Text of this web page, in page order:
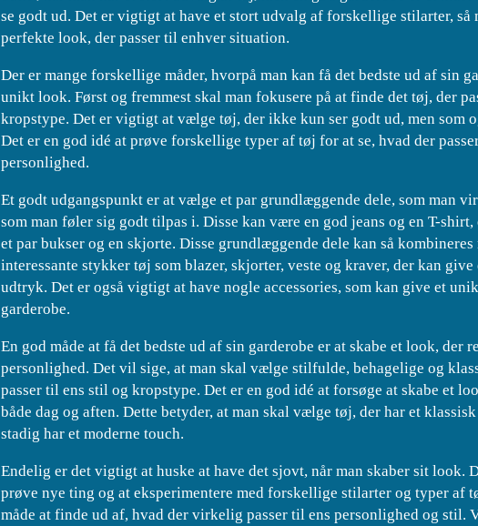
se godt ud. Det er vigtigt at have et stort udvalg af forskellige stilarter, så
perfekte look, der passer til enhver situation.
Der er mange forskellige måder, hvorpå man kan få det bedste ud af sin
unikt look. Først og fremmest skal man fokusere på at finde det tøj, der
kropstype. Det er vigtigt at vælge tøj, der ikke kun ser godt ud, men som
Det er en god idé at prøve forskellige typer af tøj for at se, hvad der
personlighed.
Et godt udgangspunkt er at vælge et par grundlæggende dele, som man
som man føler sig godt tilpas i. Disse kan være en god jeans og en T-
et par bukser og en skjorte. Disse grundlæggende dele kan så kombineres
interessante stykker tøj som blazer, skjorter, veste og kraver, der kan
udtryk. Det er også vigtigt at have nogle accessories, som kan give et
garderobe.
En god måde at få det bedste ud af sin garderobe er at skabe et look, der
personlighed. Det vil sige, at man skal vælge stilfulde, behagelige og
passer til ens stil og kropstype. Det er en god idé at forsøge at skabe et
både dag og aften. Dette betyder, at man skal vælge tøj, der har et
stadig har et moderne touch.
Endelig er det vigtigt at huske at have det sjovt, når man skaber sit look.
prøve nye ting og at eksperimentere med forskellige stilarter og typer af
måde at finde ud af, hvad der virkelig passer til ens personlighed og stil.